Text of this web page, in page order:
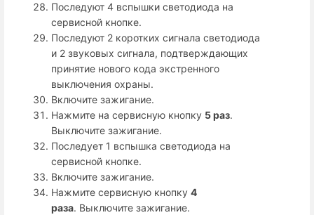
Последуют 4 вспышки светодиода на
сервисной кнопке.
Последуют 2 коротких сигнала светодиода
и 2 звуковых сигнала, подтверждающих
принятие нового кода экстренного
выключения охраны.
Включите зажигание.
Нажмите на сервисную кнопку 5 раз.
Выключите зажигание.
Последует 1 вспышка светодиода на
сервисной кнопке.
Включите зажигание.
Нажмите сервисную кнопку4
раза. Выключите зажигание.